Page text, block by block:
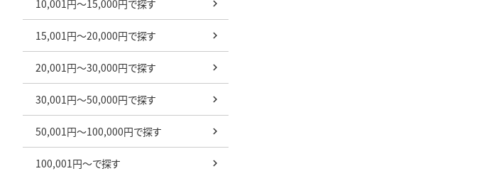
10,001円～15,000円で探す
15,001円～20,000円で探す
20,001円～30,000円で探す
30,001円～50,000円で探す
50,001円～100,000円で探す
100,001円～で探す